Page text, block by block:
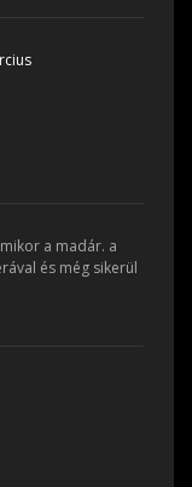
a madár. a
és még sikerül